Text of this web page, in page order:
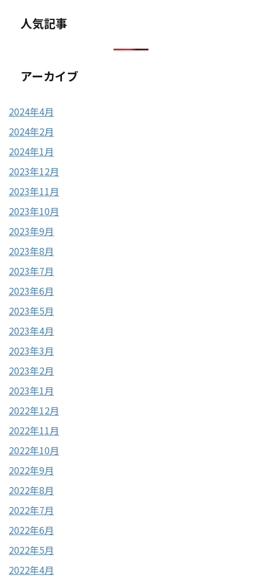
人気記事
アーカイブ
2024年4月
2024年2月
2024年1月
2023年12月
2023年11月
2023年10月
2023年9月
2023年8月
2023年7月
2023年6月
2023年5月
2023年4月
2023年3月
2023年2月
2023年1月
2022年12月
2022年11月
2022年10月
2022年9月
2022年8月
2022年7月
2022年6月
2022年5月
2022年4月